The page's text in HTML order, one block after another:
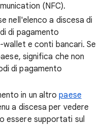
(NFC).
nell'elenco a discesa di
di pagamento
e conti bancari. Se
significa che non
di pagamento
in un altropaese
a discesa per vedere
essere supportati sul